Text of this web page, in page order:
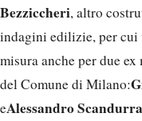
Bezziccheri, altro
indagini edilizie, per
misura anche per due
del Comune di Milano:
eAlessandro Scandurra